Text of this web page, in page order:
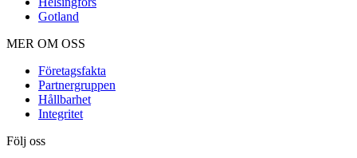
Gotland
MER OM OSS
Företagsfakta
Partnergruppen
Hållbarhet
Integritet
Följ oss